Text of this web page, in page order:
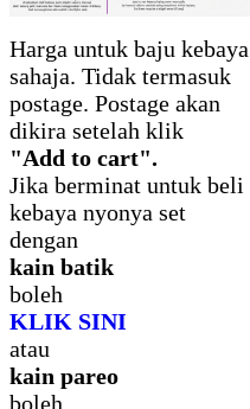
Harga untuk baju kebaya
sahaja. Tidak termasuk
postage. Postage akan
dikira setelah klik
"Add to cart".
Jika berminat untuk beli
kebaya nyonya set
dengan
kain batik
boleh
KLIK SINI
atau
kain pareo
boleh